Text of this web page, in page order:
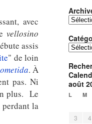
avec
vellosino
assis
" de loin
. À
pas. Ni
plus. Le
perdant la
Archives
août
L M
3
4